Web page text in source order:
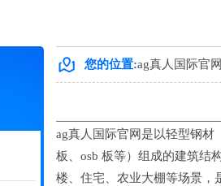
您的位置:ag真人国际官
ag真人国际官网 是以轻型钢材
板、osb 板等）组成的建筑结
楼、住宅、农业大棚等场景，